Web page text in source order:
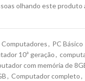
olhando este produto
Computadores, PC Básico
10ª geração,
com memória de
, Computador completo,